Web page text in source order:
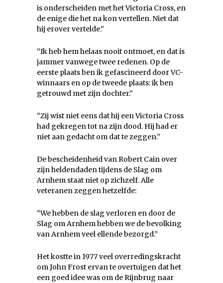
is onderscheiden met het Victoria Cross, en
de enige die het na kon vertellen. Niet dat
hij erover vertelde.”
“Ik heb hem helaas nooit ontmoet, en dat is
jammer vanwege twee redenen. Op de
eerste plaats ben ik gefascineerd door VC-
winnaars en op de tweede plaats: ik ben
getrouwd met zijn dochter.”
“Zij wist niet eens dat hij een Victoria Cross
had gekregen tot na zijn dood. Hij had er
niet aan gedacht om dat te zeggen.”
De bescheidenheid van Robert Cain over
zijn heldendaden tijdens de Slag om
Arnhem staat niet op zichzelf. Alle
veteranen zeggen hetzelfde:
“We hebben de slag verloren en door de
Slag om Arnhem hebben we de bevolking
van Arnhem veel ellende bezorgd.”
Het kostte in 1977 veel overredingskracht
om John Frost ervan te overtuigen dat het
een goed idee was om de Rijnbrug naar